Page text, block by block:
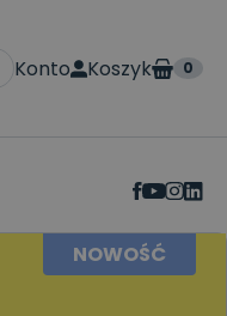
Konto Koszyk 0
NOWOŚĆ